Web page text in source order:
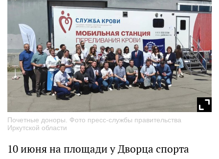
Почетные доноры. Фото пресс-службы правительства
Иркутской области
10 июня на площади у Дворца спорта